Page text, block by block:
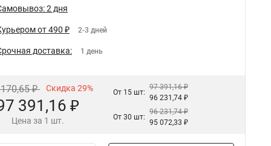
2 дня
от 490 ₽ 2-3 дней
доставка: 1 день
₽ Скидка 29%
391,16 ₽
Цена за 1 шт.
От 15 шт:
97 391,16 ₽
96 231,74 ₽
От 30 шт:
96 231,74 ₽
95 072,33 ₽